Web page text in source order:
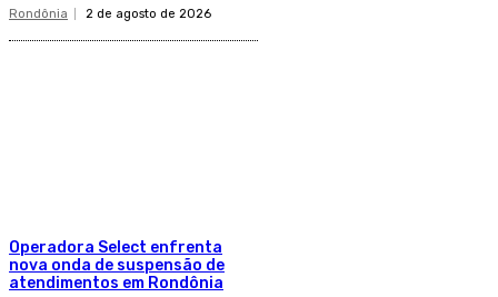
Rondônia 2 de agosto de 2026
Operadora Select enfrenta
nova onda de suspensão de
atendimentos em Rondônia